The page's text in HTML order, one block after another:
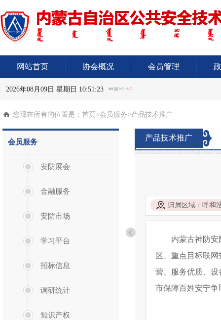
网站首页 协会概况 会员管理
2026年08月09日 星期日 10:51:24
您现在所有的位置是： 首页 >会员服务>产品技术推广
会员服务
安防展会
金融服务
安防市场
学习平台
招标信息
调研统计
知识产权
产品技术推广
归属区域：呼和
内蒙古神防安
区、重点目标联
营、服务优质、设
市保障百姓安宁